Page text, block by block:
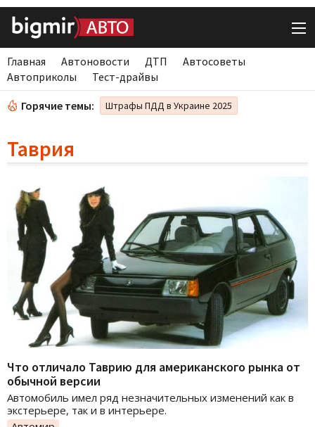
Главная Автоновости ДТП
Автосоветы
Автоприколы
Тест-драйвы
Горячие темы: Штрафы ПДД в Украине 2025
Таврия
Что отличало Таврию для американского рынка от
обычной версии
Автомобиль имел ряд незначительных изменений как в
экстерьере, так и в интерьере.